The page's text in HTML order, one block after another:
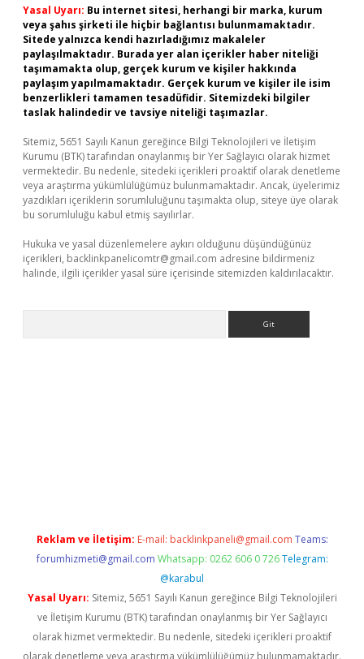
Yasal Uyarı: Bu internet sitesi, herhangi bir marka, kurum
veya şahıs şirketi ile hiçbir bağlantısı bulunmamaktadır.
Sitede yalnızca kendi hazırladığımız makaleler
paylaşılmaktadır. Burada yer alan içerikler haber niteliği
taşımamakta olup, gerçek kurum ve kişiler hakkında
paylaşım yapılmamaktadır. Gerçek kurum ve kişiler ile isim
benzerlikleri tamamen tesadüfidir. Sitemizdeki bilgiler
taslak halindedir ve tavsiye niteliği taşımazlar.
Sitemiz, 5651 Sayılı Kanun gereğince Bilgi Teknolojileri ve İletişim
Kurumu (BTK) tarafından onaylanmış bir Yer Sağlayıcı olarak hizmet
vermektedir. Bu nedenle, sitedeki içerikleri proaktif olarak denetleme
veya araştırma yükümlülüğümüz bulunmamaktadır. Ancak, üyelerimiz
yazdıkları içeriklerin sorumluluğunu taşımakta olup, siteye üye olarak
bu sorumluluğu kabul etmiş sayılırlar.
Hukuka ve yasal düzenlemelere aykırı olduğunu düşündüğünüz
içerikleri, backlinkpanelicomtr@gmail.com adresine bildirmeniz
halinde, ilgili içerikler yasal süre içerisinde sitemizden kaldırılacaktır.
Reklam ve İletişim: E-mail: backlinkpaneli@gmail.com Teams:
forumhizmeti@gmail.com Whatsapp: 0262 606 0 726 Telegram:
@karabul
Yasal Uyarı: Sitemiz, 5651 Sayılı Kanun gereğince Bilgi Teknolojileri
ve İletişim Kurumu (BTK) tarafından onaylanmış bir Yer Sağlayıcı
olarak hizmet vermektedir. Bu nedenle, sitedeki içerikleri proaktif
olarak denetleme veya araştırma yükümlülüğümüz bulunmamaktadır.